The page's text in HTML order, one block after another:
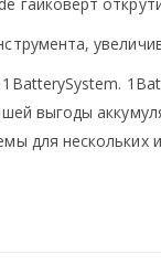
гайковерт
выгоды
для нескольких